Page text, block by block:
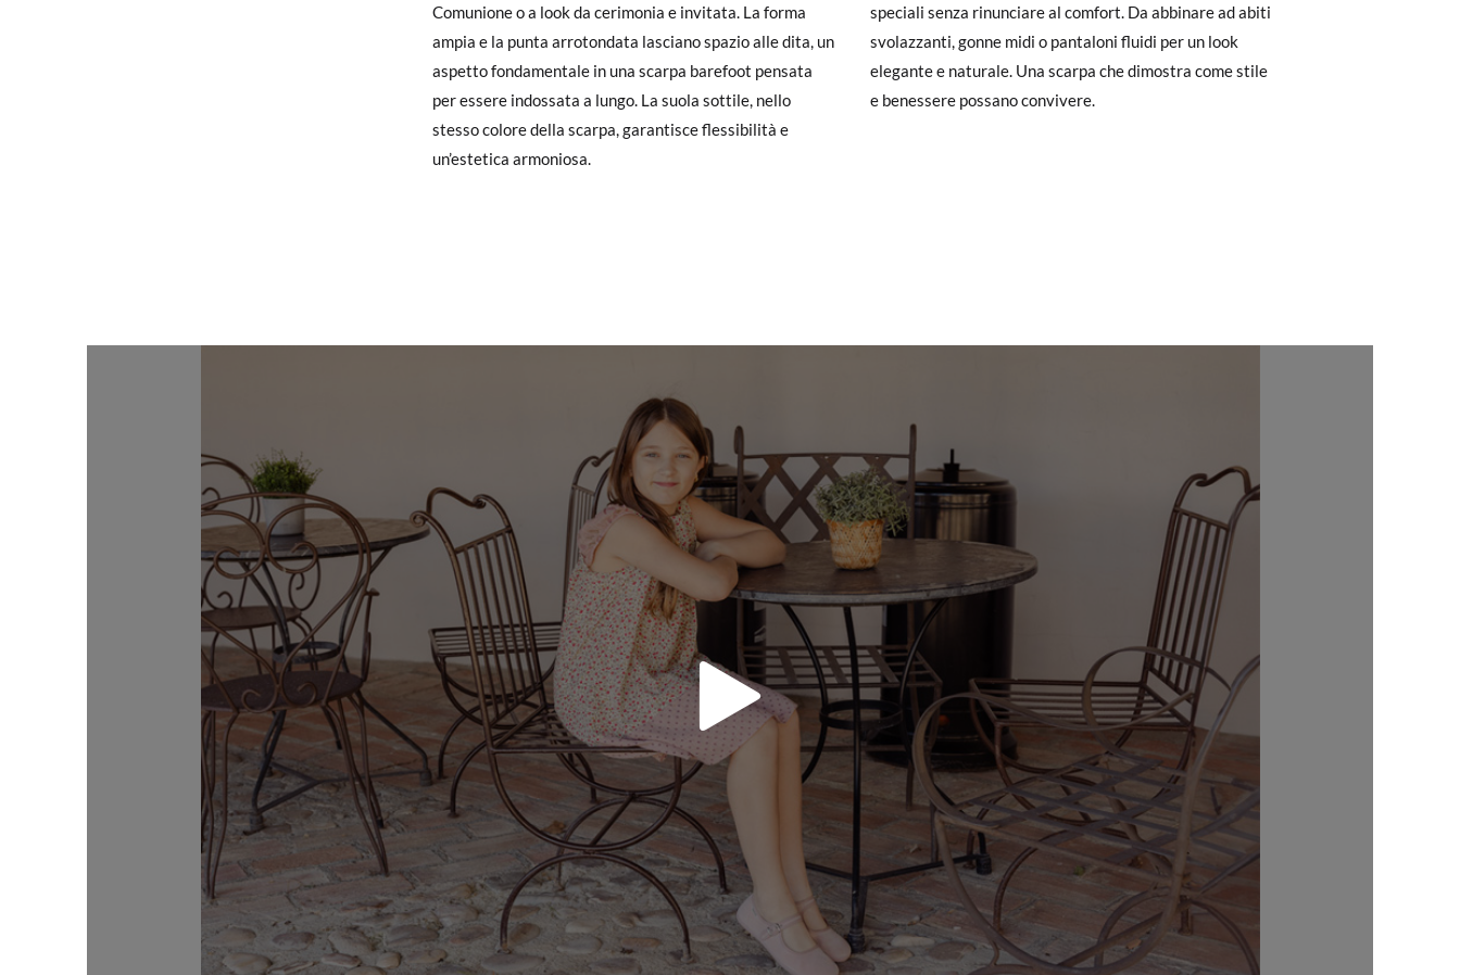
Comunione o a look da cerimonia e invitata. La forma
ampia e la punta arrotondata lasciano spazio alle dita, un
aspetto fondamentale in una scarpa barefoot pensata
per essere indossata a lungo. La suola sottile, nello
stesso colore della scarpa, garantisce flessibilità e
un’estetica armoniosa.
speciali senza rinunciare al comfort. Da abbinare ad abiti
svolazzanti, gonne midi o pantaloni fluidi per un look
elegante e naturale. Una scarpa che dimostra come stile
e benessere possano convivere.